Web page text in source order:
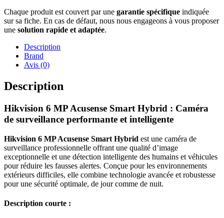
Chaque produit est couvert par une garantie spécifique indiquée
sur sa fiche. En cas de défaut, nous nous engageons à vous proposer
une solution rapide et adaptée.
Description
Brand
Avis (0)
Description
Hikvision 6 MP Acusense Smart Hybrid : Caméra
de surveillance performante et intelligente
Hikvision 6 MP Acusense Smart Hybrid est une caméra de
surveillance professionnelle offrant une qualité d’image
exceptionnelle et une détection intelligente des humains et véhicules
pour réduire les fausses alertes. Conçue pour les environnements
extérieurs difficiles, elle combine technologie avancée et robustesse
pour une sécurité optimale, de jour comme de nuit.
Description courte :